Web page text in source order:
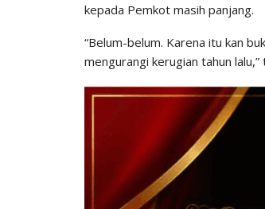
kepada Pemkot masih panjang.
“Belum-belum. Karena itu kan
mengurangi kerugian tahun lalu,”